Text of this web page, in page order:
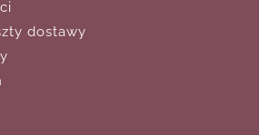
dostawy